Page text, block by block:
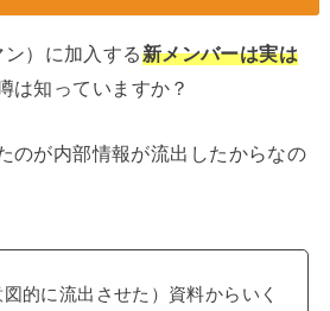
）に加入する新メンバーは実は
は知っていますか？
のが内部情報が流出したからなの
的に流出させた）資料からいく